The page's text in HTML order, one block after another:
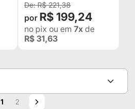
R$ 221,38
R$ 199,24
no pix ou em 7x de
R$ 31,63
Página
Você esta lendo a pagina
1 Página
2 Página
Próximo